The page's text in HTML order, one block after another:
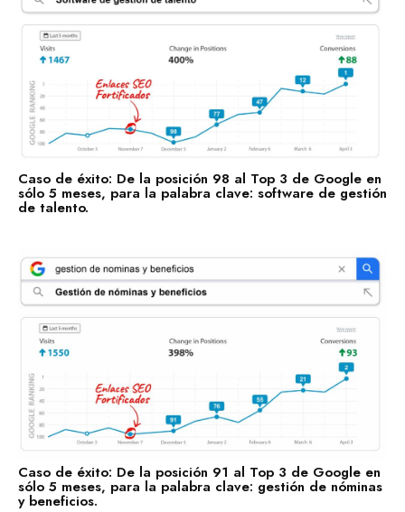
Educación
Recursos Humanos
Construcción
Bienes Raíces
Contabilidad
Consultoría de Gestión
Manufactura y Producción
Retail
Ingeniería
Comunicación y Entretenimiento
Energía y Servicios Públicos
Alimentos y Bebidas
Transporte y Logística
Caso de éxito: De la posición 98 al Top 3 de Google en
sólo 5 meses, para la palabra clave: software de gestión
de talento.
Caso de éxito: De la posición 91 al Top 3 de Google en
sólo 5 meses, para la palabra clave: gestión de nóminas
y beneficios.